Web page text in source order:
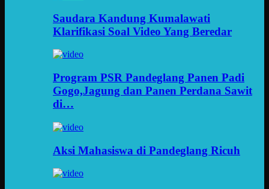
Saudara Kandung Kumalawati
Klarifikasi Soal Video Yang Beredar
Program PSR Pandeglang Panen Padi
Gogo,Jagung dan Panen Perdana Sawit
di…
Aksi Mahasiswa di Pandeglang Ricuh